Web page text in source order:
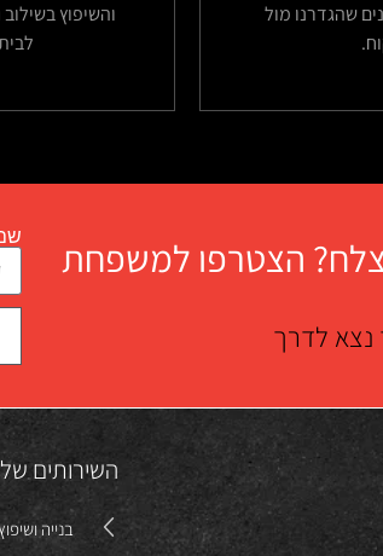
שהגדרנו מול
והשיפוץ
הצטרפו למשפחת
נצא לדרך
השירותים
בנייה